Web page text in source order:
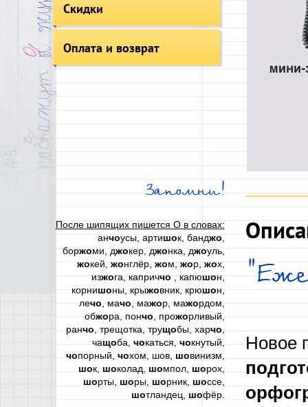
Скидки
Оплата и возврат
Запомни!
После шипящих пишется О в словах:
анчоусы, артишок, банджо,
боржоми, джокер, джонка, джоуль,
жокей,жонглёр,жом,жор,жох,
изжога, каприччо, капюшон,
корнишоны, крыжовник, крюшон,
лечо, мачо, мажор, мажордом,
обжора, пончо, прожорливый,
ранчо, трещотка, трущобы, харчо,
чащоба,чокаться,чокнутый,
чопорный, чохом, шов, шовинизм,
шок, шоколад, шомпол, шорох,
шорты, шоры, шорник, шоссе,
шотландец, шофёр.
Новое